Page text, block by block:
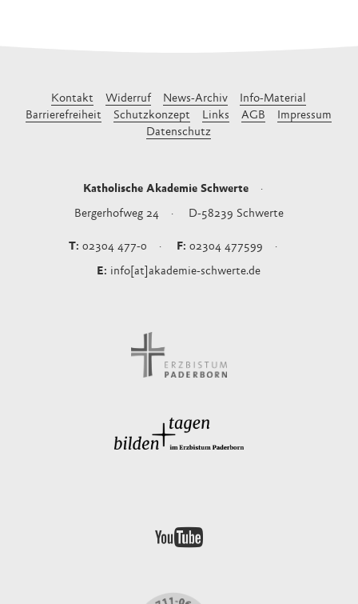
Kontakt Widerruf News-Archiv
Info-Material
Barrierefreiheit
Schutzkonzept Links AGB
Impressum
Datenschutz
Katholische Akademie Schwerte
Bergerhofweg 24 D-58239 Schwerte
02304 477-0 02304 477599
info[at]akademie-schwerte.de